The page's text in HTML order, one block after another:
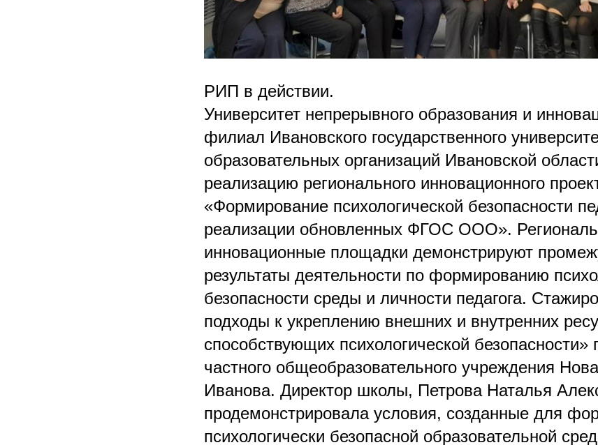
РИП в действии.
Университет непрерывного образования и
филиал Ивановского государственного
образовательных организаций Ивановской
реализацию регионального инновационного
«Формирование психологической безопасности
реализации обновленных ФГОС ООО».
инновационные площадки демонстрируют
результаты деятельности по формированию
безопасности среды и личности педагога.
подходы к укреплению внешних и внутренних
способствующих психологической
частного общеобразовательного учреждения
Иванова. Директор школы, Петрова Наталья
продемонстрировала условия, созданные для
психологически безопасной образовательной